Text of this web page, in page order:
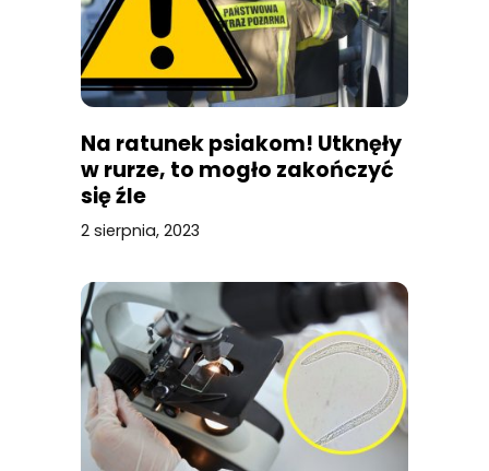
Na ratunek psiakom! Utknęły
w rurze, to mogło zakończyć
się źle
2 sierpnia, 2023